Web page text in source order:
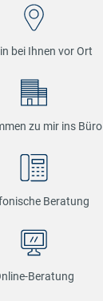
bei Ihnen vor Ort
zu mir ins Büro
Beratung
Beratung